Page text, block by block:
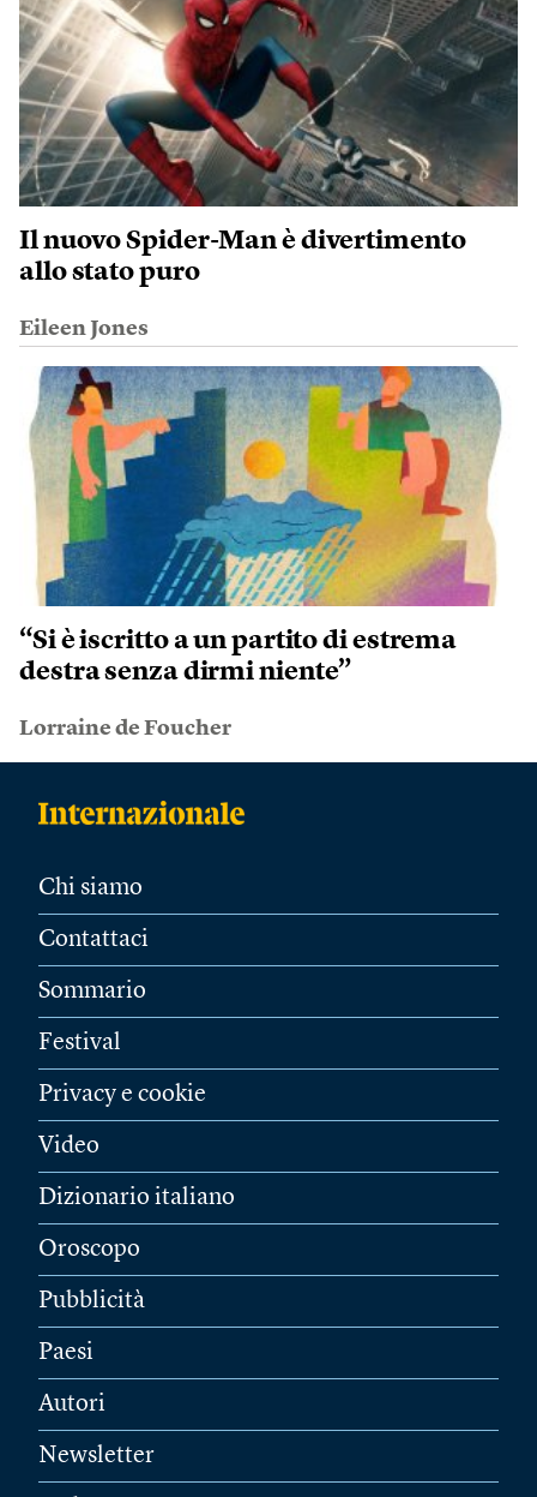
Il nuovo Spider-Man è divertimento
allo stato puro
Eileen Jones
“Si è iscritto a un partito di estrema
destra senza dirmi niente”
Lorraine de Foucher
Chi siamo
Contattaci
Sommario
Festival
Privacy e cookie
Video
Dizionario italiano
Oroscopo
Pubblicità
Paesi
Autori
Newsletter